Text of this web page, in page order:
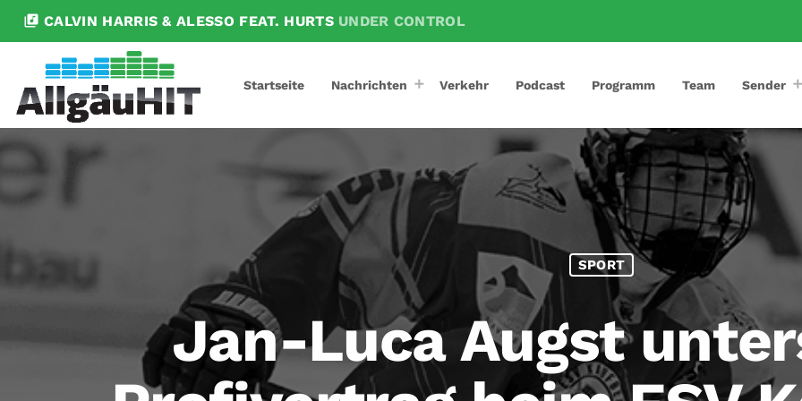
library_music CALVIN HARRIS & ALESSO FEAT. HURTS UNDER CONTROL
Startseite Nachrichten Verkehr Podcast Programm Team Sender
SPORT
Jan-Luca Augst